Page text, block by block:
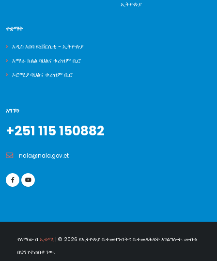
ኢትዮጵያ
ተቋማት
አዲስ አበባ ዩኒቨርሲቲ - ኢትዮጵያ
አማራ ክልል ባህልና ቱሪዝም ቢሮ
ኦሮሚያ ባህልና ቱሪዝም ቢሮ
አግኙን
+251 115 150882
nala@nala.gov.et
የለማው በ ኢቴሚ | © 2026 የኢትዮጵያ ቤተመዛግብትና ቤተመጻሕፍት አገልግሎት. መብቱ
በህግ የተጠበቀ ነው.